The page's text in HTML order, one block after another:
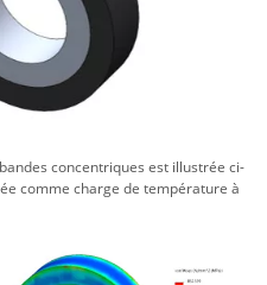
concentriques est illustrée ci-
comme charge de température à